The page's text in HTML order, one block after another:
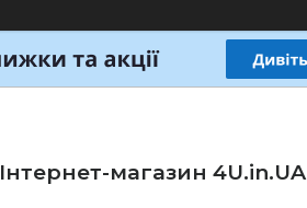
Інтернет-магазин 4U.in.UA